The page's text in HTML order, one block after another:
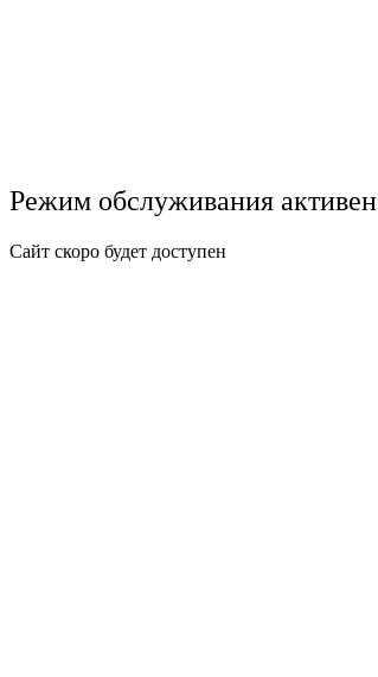
Режим обслуживания активен
Сайт скоро будет доступен